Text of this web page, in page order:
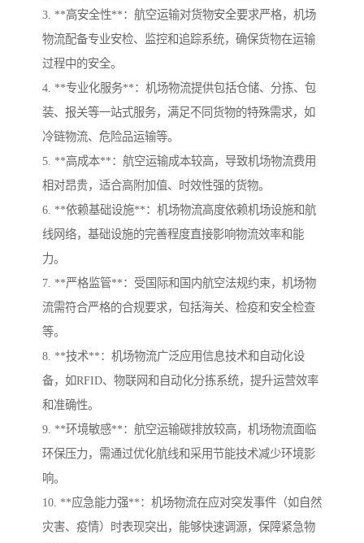
3. **高安全性**：航空运输对货物安全要求严格，机场
物流配备专业安检、监控和追踪系统，确保货物在运输
过程中的安全。
4. **专业化服务**：机场物流提供包括仓储、分拣、包
装、报关等一站式服务，满足不同货物的特殊需求，如
冷链物流、危险品运输等。
5. **高成本**：航空运输成本较高，导致机场物流费用
相对昂贵，适合高附加值、时效性强的货物。
6. **依赖基础设施**：机场物流高度依赖机场设施和航
线网络，基础设施的完善程度直接影响物流效率和能
力。
7. **严格监管**：受国际和国内航空法规约束，机场物
流需符合严格的合规要求，包括海关、检疫和安全检查
等。
8. **技术**：机场物流广泛应用信息技术和自动化设
备，如RFID、物联网和自动化分拣系统，提升运营效率
和准确性。
9. **环境敏感**：航空运输碳排放较高，机场物流面临
环保压力，需通过优化航线和采用节能技术减少环境影
响。
10. **应急能力强**：机场物流在应对突发事件（如自然
灾害、疫情）时表现突出，能够快速调源，保障紧急物